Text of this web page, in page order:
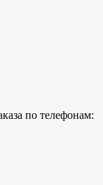
по телефонам: